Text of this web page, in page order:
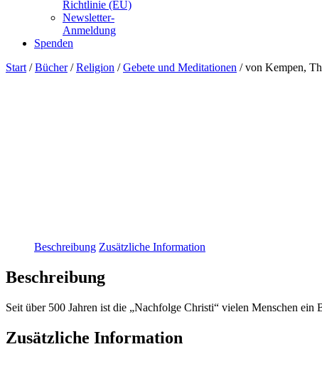
Richtlinie (EU)
Newsletter-
Anmeldung
Spenden
Skip
Start /Bücher/Religion /Gebete und Meditationen / von Kempen,
Beschreibung Zusätzliche Information
Beschreibung
Seit über 500 Jahren ist die „Nachfolge Christi“ vielen Menschen ein
Zusätzliche Information